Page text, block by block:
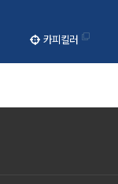
카피킬러